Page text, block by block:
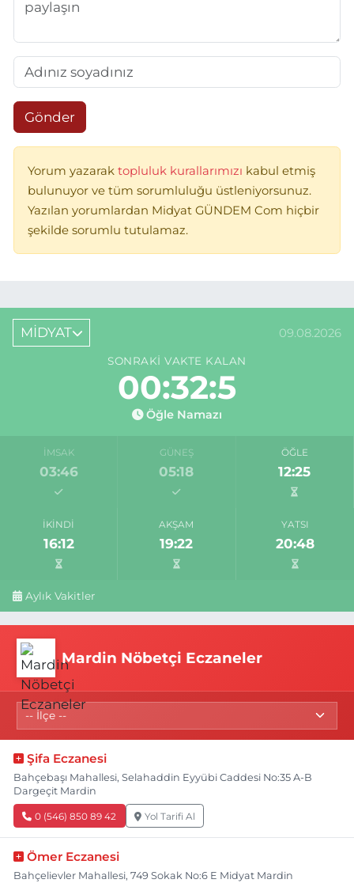
Gönder
Yorum yazarak topluluk kurallarımızı kabul etmiş
bulunuyor ve tüm sorumluluğu üstleniyorsunuz.
Yazılan yorumlardan Midyat GÜNDEM Com hiçbir
şekilde sorumlu tutulamaz.
MİDYAT 09.08.2026
SONRAKI VAKTE KALAN
00:32:5
Öğle Namazı
İMSAK
03:46
GÜNEŞ
05:18
ÖĞLE
12:25
İKINDI
16:12
AKŞAM
19:22
YATSI
20:48
Aylık Vakitler
Mardin Nöbetçi Eczaneler
Şifa Eczanesi
Bahçebaşı Mahallesi, Selahaddin Eyyübi Caddesi No:35 A-B
Dargeçit Mardin
0 (546) 850 89 42 Yol Tarifi Al
Ömer Eczanesi
Bahçelievler Mahallesi, 749 Sokak No:6 E Midyat Mardin